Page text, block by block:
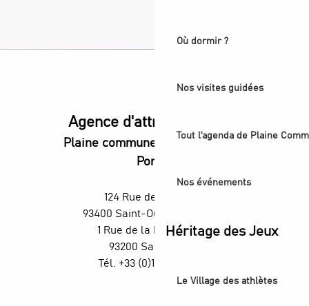
Où dormir ?
Nos visites guidées
Tout l'agenda de Plaine
Nos événements
Héritage des Jeux
Le Village des athlètes
Agence d'attractivité POP
Plaine commune vous Ouvre ses
Portes
124 Rue des Rosiers,
93400 Saint-Ouen-sur-Seine
1 Rue de la République,
93200 Saint-Denis
Tél. +33 (0)1 55 870 870